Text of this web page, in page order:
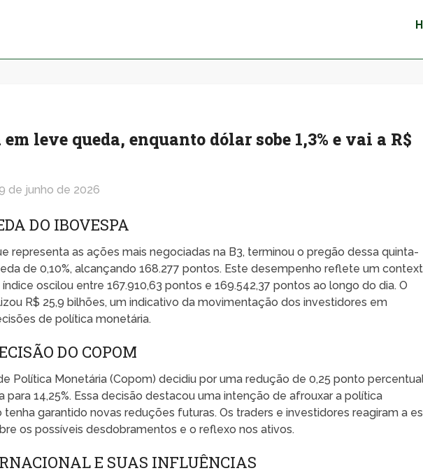
leve queda, enquanto dólar sobe 1,3% e vai a R$
de junho de 2026
DO IBOVESPA
representa as ações mais negociadas na B3, terminou o pregão dessa quinta-
de 0,10%, alcançando 168.277 pontos. Este desempenho reflete um
oscilou entre 167.910,63 pontos e 169.542,37 pontos ao longo do dia. O
R$ 25,9 bilhões, um indicativo da movimentação dos investidores em
de política monetária.
DO COPOM
Política Monetária (Copom) decidiu por uma redução de 0,25 ponto
para 14,25%. Essa decisão destacou uma intenção de afrouxar a política
garantido novas reduções futuras. Os traders e investidores reagiram a
os possíveis desdobramentos e o reflexo nos ativos.
E SUAS INFLUÊNCIAS